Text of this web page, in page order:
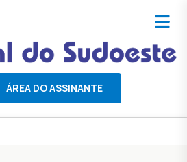
ÁREA DO ASSINANTE